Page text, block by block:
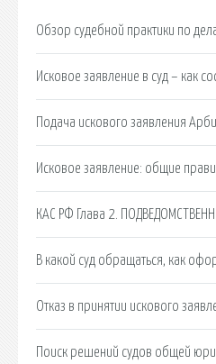
Обзор судебной практики по
Исковое заявление в суд – как
Подача искового заявления
Исковое заявление: общие
КАС РФ Глава 2.
В какой суд обращаться, как
Отказ в принятии искового
Поиск решений судов общей